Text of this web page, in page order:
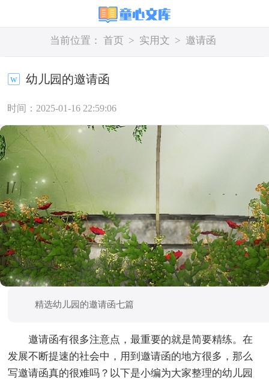
当前位置： 首页 > 实用文 > 邀请函
幼儿园的邀请函
时间：2025-01-16 22:59:06
精选幼儿园的邀请函七篇
邀请函有很多注意点，最重要的就是简要精练。在
发展不断提速的社会中，用到邀请函的地方很多，那么
写邀请函真的很难吗？以下是小编为大家整理的幼儿园